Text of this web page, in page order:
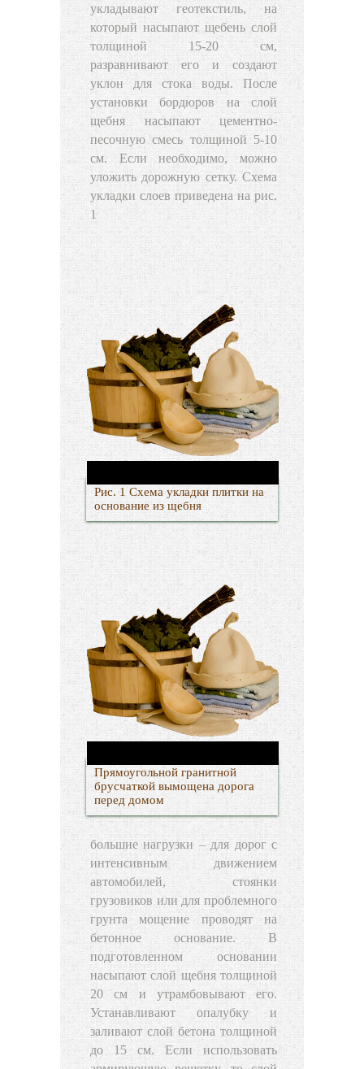
укладывают геотекстиль, на
который насыпают щебень слой
толщиной 15-20 см,
разравнивают его и создают
уклон для стока воды. После
установки бордюров на слой
щебня насыпают цементно-
песочную смесь толщиной 5-10
см. Если необходимо, можно
уложить дорожную сетку. Схема
укладки слоев приведена на рис.
1
Рис. 1 Схема укладки плитки на
основание из щебня
Прямоугольной гранитной
брусчаткой вымощена дорога
перед домом
большие нагрузки – для дорог с
интенсивным движением
автомобилей, стоянки
грузовиков или для проблемного
грунта мощение проводят на
бетонное основание. В
подготовленном основании
насыпают слой щебня толщиной
20 см и утрамбовывают его.
Устанавливают опалубку и
заливают слой бетона толщиной
до 15 см. Если использовать